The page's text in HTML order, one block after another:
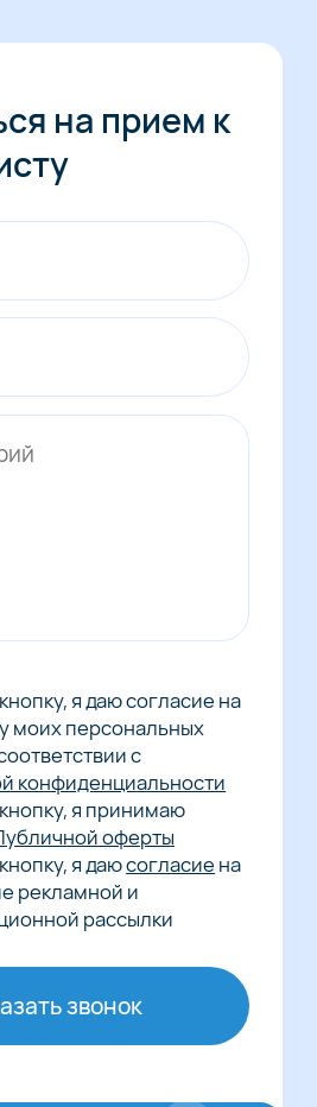
на прием к
я даю согласие на
моих персональных
с
конфиденциальности
я принимаю
оферты
я даюсогласие на
рекламной и
рассылки
звонок